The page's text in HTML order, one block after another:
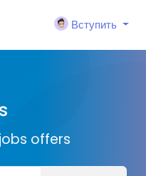
Вступить
offers